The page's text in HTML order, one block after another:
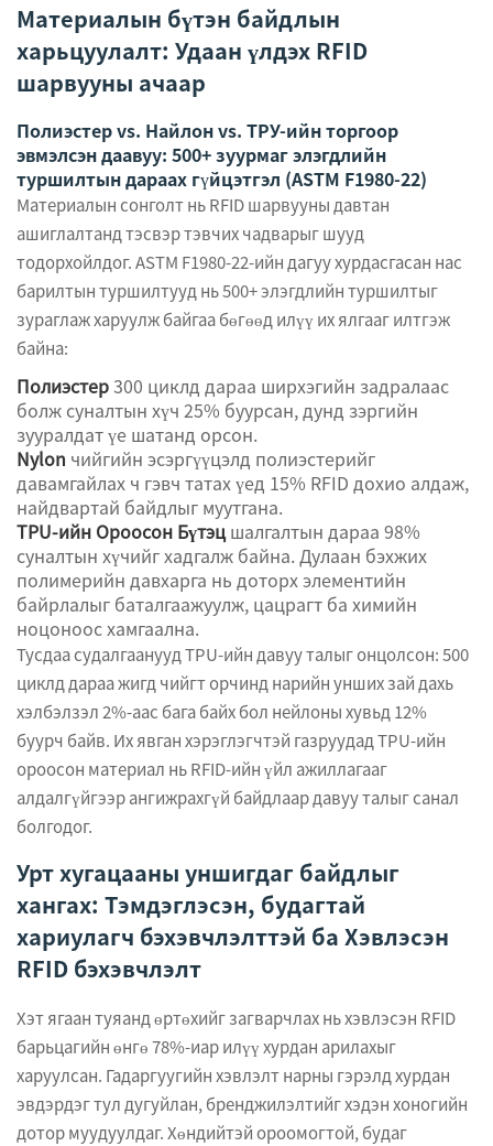
Материалын бүтэн байдлын
харьцуулалт: Удаан үлдэх RFID
шарвууны ачаар
Полиэстер vs. Найлон vs. ТРУ-ийн торгоор
эвмэлсэн даавуу: 500+ зуурмаг элэгдлийн
туршилтын дараах гүйцэтгэл (ASTM F1980-22)
Материалын сонголт нь RFID шарвууны давтан
ашиглалтанд тэсвэр тэвчих чадварыг шууд
тодорхойлдог. ASTM F1980-22-ийн дагуу хурдасгасан нас
барилтын туршилтууд нь 500+ элэгдлийн туршилтыг
зураглаж харуулж байгаа бөгөөд илүү их ялгааг илтгэж
байна:
Полиэстер300 циклд дараа ширхэгийн задралаас
болж суналтын хүч 25% буурсан, дунд зэргийн
зууралдат үе шатанд орсон.
Nylon чийгийн эсэргүүцэлд полиэстерийг
давамгайлах ч гэвч татах үед 15% RFID дохио алдаж,
найдвартай байдлыг муутгана.
TPU-ийн Ороосон Бүтэцшалгалтын дараа 98%
суналтын хүчийг хадгалж байна. Дулаан бэхжих
полимерийн давхарга нь доторх элементийн
байрлалыг баталгаажуулж, цацрагт ба химийн
ноцоноос хамгаална.
Тусдаа судалгаанууд TPU-ийн давуу талыг онцолсон: 500
циклд дараа жигд чийгт орчинд нарийн унших зай дахь
хэлбэлзэл 2%-аас бага байх бол нейлоны хувьд 12%
буурч байв. Их явган хэрэглэгчтэй газруудад TPU-ийн
ороосон материал нь RFID-ийн үйл ажиллагааг
алдалгүйгээр ангижрахгүй байдлаар давуу талыг санал
болгодог.
Урт хугацааны уншигдаг байдлыг
хангах: Тэмдэглэсэн, будагтай
хариулагч бэхэвчлэлттэй ба Хэвлэсэн
RFID бэхэвчлэлт
Хэт ягаан туяанд өртөхийг загварчлах нь хэвлэсэн RFID
барьцагийн өнгө 78%-иар илүү хурдан арилахыг
харуулсан. Гадаргуугийн хэвлэлт нарны гэрэлд хурдан
эвдэрдэг тул дугуйлан, бренджилэлтийг хэдэн хоногийн
дотор муудуулдаг. Хөндийтэй ороомогтой, будаг